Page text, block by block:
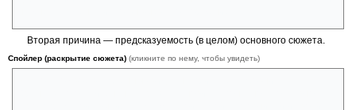
Вторая причина — предсказуемость (в целом) основного сюжета.
Спойлер (раскрытие сюжета) (кликните по нему, чтобы увидеть)